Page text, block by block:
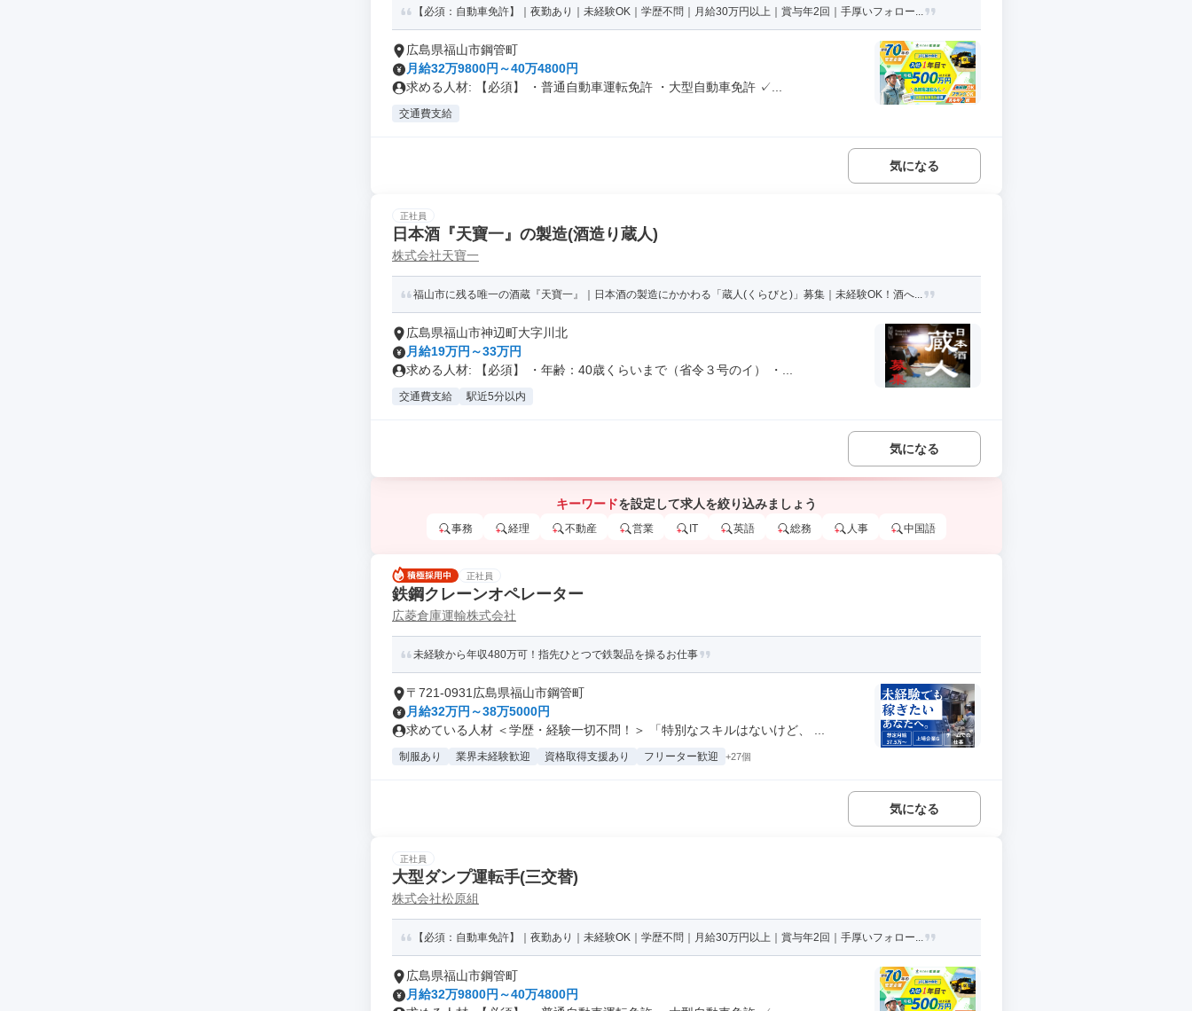
【必須：自動車免許】｜夜勤あり｜未経験OK｜学歴不問｜月給30万円以上｜賞与年2回｜手厚いフォロー...
広島県福山市鋼管町
月給32万9800円～40万4800円
求める人材: 【必須】 ・普通自動車運転免許 ・大型自動車免許 ✓...
交通費支給
気になる
正社員
日本酒『天寶一』の製造(酒造り蔵人)
株式会社天寶一
福山市に残る唯一の酒蔵『天寶一』｜日本酒の製造にかかわる「蔵人(くらびと)」募集｜未経験OK！酒へ...
広島県福山市神辺町大字川北
月給19万円～33万円
求める人材: 【必須】 ・年齢：40歳くらいまで（省令３号のイ） ・...
交通費支給 駅近5分以内
気になる
キーワードを設定して求人を絞り込みましょう
事務 経理 不動産 営業 IT 英語 総務 人事 中国語
正社員
鉄鋼クレーンオペレーター
広菱倉庫運輸株式会社
未経験から年収480万可！指先ひとつで鉄製品を操るお仕事
〒721-0931広島県福山市鋼管町
月給32万円～38万5000円
求めている人材 ＜学歴・経験一切不問！＞ 「特別なスキルはないけど、 ...
制服あり 業界未経験歓迎 資格取得支援あり フリーター歓迎 +27個
気になる
正社員
大型ダンプ運転手(三交替)
株式会社松原組
【必須：自動車免許】｜夜勤あり｜未経験OK｜学歴不問｜月給30万円以上｜賞与年2回｜手厚いフォロー...
広島県福山市鋼管町
月給32万9800円～40万4800円